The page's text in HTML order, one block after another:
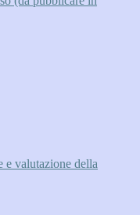
e valutazione della